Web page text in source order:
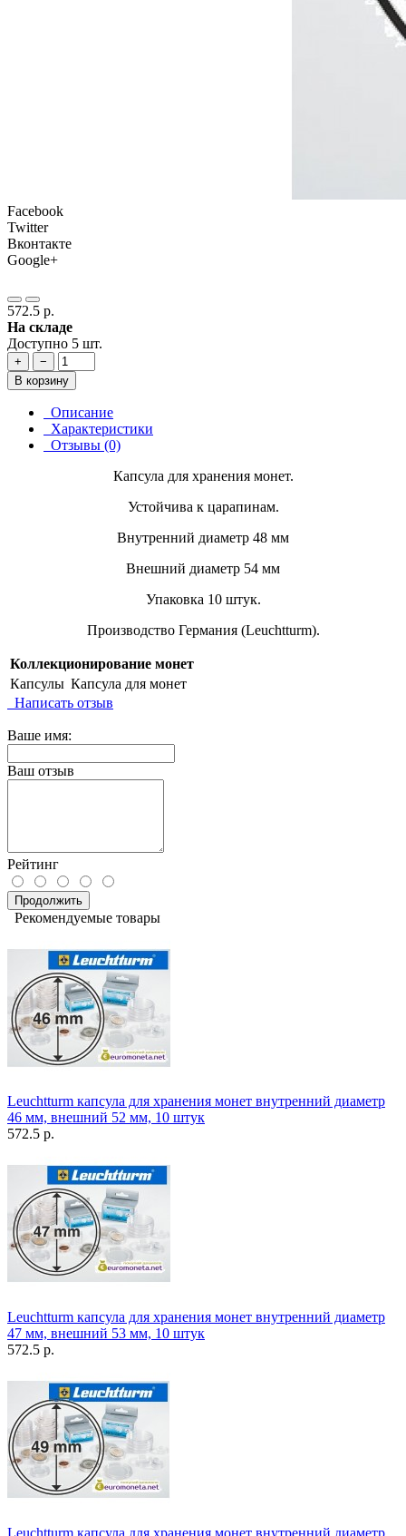
Facebook
Twitter
Вконтакте
Google+
572.5 р.
На складе
Доступно 5 шт.
+
−
В корзину
Описание
Характеристики
Отзывы (0)
Капсула для хранения монет.
Устойчива к царапинам.
Внутренний диаметр 48 мм
Внешний диаметр 54 мм
Упаковка 10 штук.
Производство Германия (Leuchtturm).
Коллекционирование монет
Капсулы Капсула для монет
Написать отзыв
Ваше имя:
Ваш отзыв
Рейтинг
Продолжить
Рекомендуемые товары
Leuchtturm капсула для хранения монет внутренний диаметр
46 мм, внешний 52 мм, 10 штук
572.5 р.
Leuchtturm капсула для хранения монет внутренний диаметр
47 мм, внешний 53 мм, 10 штук
572.5 р.